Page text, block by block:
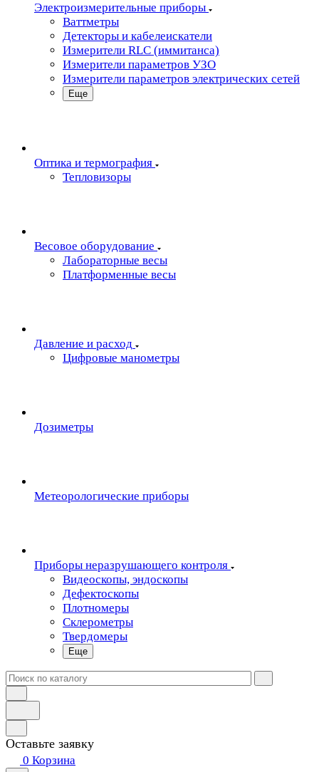
Электроизмерительные приборы
Ваттметры
Детекторы и кабелеискатели
Измерители RLC (иммитанса)
Измерители параметров УЗО
Измерители параметров электрических сетей
Еще
Oптика и термография
Тепловизоры
Весовое оборудование
Лабораторные весы
Платформенные весы
Давление и расход
Цифровые манометры
Дозиметры
Метеорологические приборы
Приборы неразрушающего контроля
Видеоскопы, эндоскопы
Дефектоскопы
Плотномеры
Склерометры
Твердомеры
Еще
Оставьте заявку
0 Корзина